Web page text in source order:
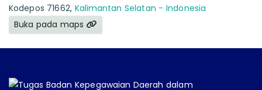
Kodepos 71662, Kalimantan Selatan - Indonesia
Buka pada maps
Tugas Badan Kepegawaian Daerah dalam